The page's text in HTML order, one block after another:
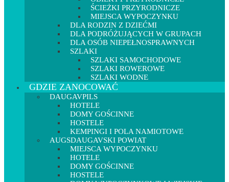
ŚCIEŻKI PRZYRODNICZE
MIEJSCA WYPOCZYNKU
DLA RODZIN Z DZIEĆMI
DLA PODRÓŻUJĄCYCH W GRUPACH
DLA OSÓB NIEPEŁNOSPRAWNYCH
SZLAKI
SZLAKI SAMOCHODOWE
SZLAKI ROWEROWE
SZLAKI WODNE
GDZIE ZANOCOWAĆ
DAUGAVPILS
HOTELE
DOMY GOŚCINNE
HOSTELE
KEMPINGI I POLA NAMIOTOWE
AUGSDAUGAVSKI POWIAT
MIEJSCA WYPOCZYNKU
HOTELE
DOMY GOŚCINNE
HOSTELE